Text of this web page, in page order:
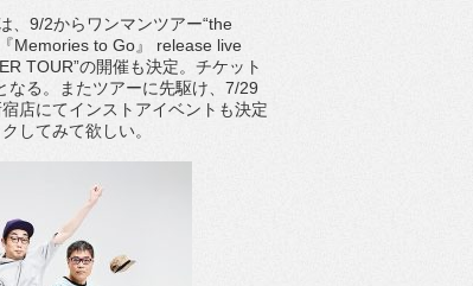
9/2からワンマンツアー“the
Memories to Go』 release live
TOUR”の開催も決定。チケット
なる。またツアーに先駆け、7/29
店にてインストアイベントも決定
してみて欲しい。